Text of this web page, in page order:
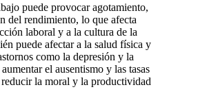
puede provocar agotamiento,
del rendimiento, lo que afecta
laboral y a la cultura de la
puede afectar a la salud física y
como la depresión y la
el ausentismo y las tasas
la moral y la productividad